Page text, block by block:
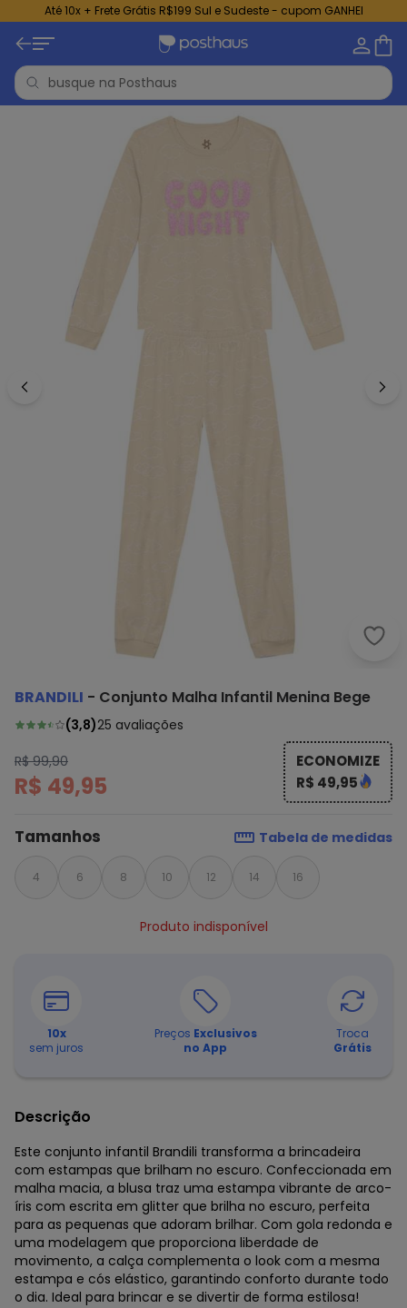
Até 10x + Frete Grátis R$199 Sul e Sudeste - cupom GANHEI
BRANDILI - Conjunto Malha Infantil Menina Bege
(3,8)25 avaliações
R$ 99,90
R$ 49,95
ECONOMIZE
R$ 49,95
Tamanhos Tabela de medidas
4 6 8 10 12 14 16
Produto indisponível
10x
sem juros
Preços Exclusivos
no App
Troca
Grátis
Descrição
Este conjunto infantil Brandili transforma a brincadeira
com estampas que brilham no escuro. Confeccionada em
malha macia, a blusa traz uma estampa vibrante de arco-
íris com escrita em glitter que brilha no escuro, perfeita
para as pequenas que adoram brilhar. Com gola redonda e
uma modelagem que proporciona liberdade de
movimento, a calça complementa o look com a mesma
estampa e cós elástico, garantindo conforto durante todo
o dia. Ideal para brincar e se divertir de forma estilosa!